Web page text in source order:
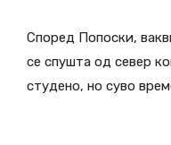
Според Попоски,
се спушта од север
студено, но суво